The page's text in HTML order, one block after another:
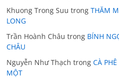
Khuong Trong Suu trongTHĂM
LONG
Trần Hoành Châu trong BÍNH
CHÂU
Nguyễn Như Thạch trongCÀ
MỘT